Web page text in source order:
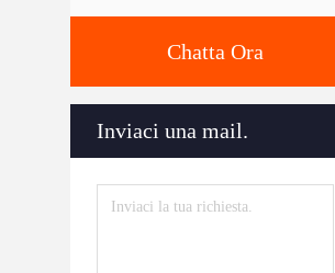
Chatta Ora
Inviaci una mail.